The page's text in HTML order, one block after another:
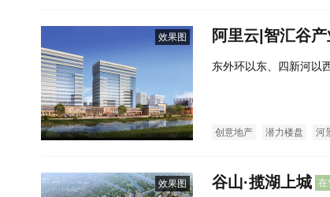
效果图 阿里云|智汇谷
东外环以东、四新河以
创意地产 潜力楼盘 河
效果图 谷山·揽湖上城 在